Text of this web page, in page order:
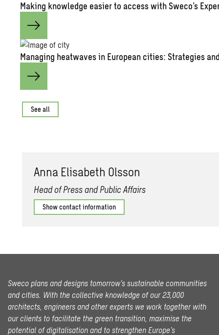
Mak­ing knowl­edge eas­ier to ac­cess with Sweco’s
Man­ag­ing heat­waves in Eu­ro­pean cities: Strate­gies
See all
Anna Elis­a­beth Ols­son
Head of Press and Public Affairs
Show contact information
Sweco plans and designs tomorrow’s sustainable communities
and cities. With the collective knowledge of our 23,000
architects, engineers and other experts we work together with
our clients to facilitate the green transition, maximise the
potential of digitalisation and to strengthen Europe’s